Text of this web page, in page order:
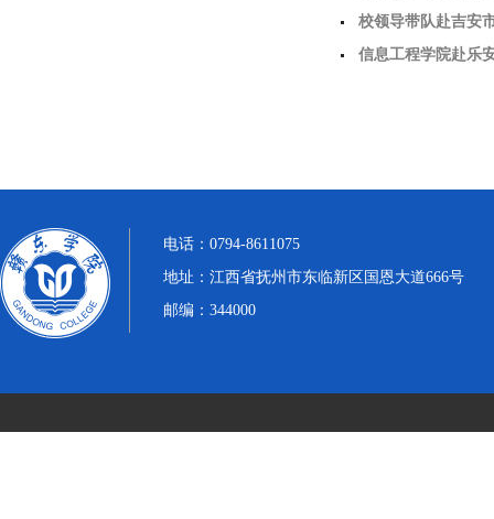
经验交流会
校领导带队赴吉安
企拓岗
信息工程学院赴乐
电话：0794-8611075
地址：江西省抚州市东临新区国恩大道666号
邮编：344000